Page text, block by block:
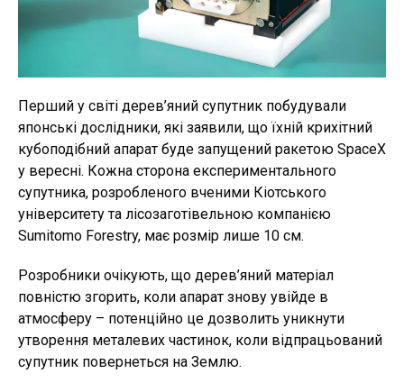
Перший у світі дерев’яний супутник побудували
японські дослідники, які заявили, що їхній крихітний
кубоподібний апарат буде запущений ракетою SpaceX
у вересні. Кожна сторона експериментального
супутника, розробленого вченими Кіотського
університету та лісозаготівельною компанією
Sumitomo Forestry, має розмір лише 10 см.
Розробники очікують, що дерев’яний матеріал
повністю згорить, коли апарат знову увійде в
атмосферу – потенційно це дозволить уникнути
утворення металевих частинок, коли відпрацьований
супутник повернеться на Землю.